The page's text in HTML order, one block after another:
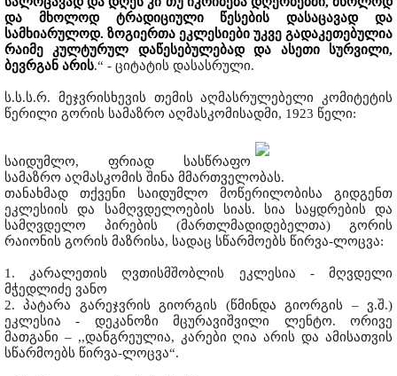
და მხოლოდ ტრადიციული წესების დასაცავად და
სამხიარულოდ. ზოგიერთა ეკლესიები უკვე გადაკეთებულია
რაიმე კულტურულ დაწესებულებად და ასეთი სურვილი,
ბევრგან არის.“ - ციტატის დასასრული.
ს.ს.ს.რ. მეჯვრისხევის თემის აღმასრულებელი კომიტეტის
წერილი გორის სამაზრო აღმასკომისადმი, 1923 წელი:
საიდუმლო, ფრიად სასწრაფო
სამაზრო აღმასკომის შინა მმართველობას.
თანახმად თქვენი საიდუმლო მოწერილობისა გიდგენთ
ეკლესიის და სამღვდელოების სიას. სია საყდრების და
სამღვდელო პირების (მართლმადიდებელთა) გორის
რაიონის გორის მაზრისა, სადაც სწარმოებს წირვა-ლოცვა:
1. კარალეთის ღვთისმშობლის ეკლესია - მღვდელი
მჭედლიძე ვანო
2. პატარა გარეჯვრის გიორგის (წმინდა გიორგის – ვ.შ.)
ეკლესია - დეკანოზი მცურავიშვილი ლენტო. ორივე
მათგანი – ,,დანგრეულია, კარები ღია არის და ამისათვის
სწარმოებს წირვა-ლოცვა“.